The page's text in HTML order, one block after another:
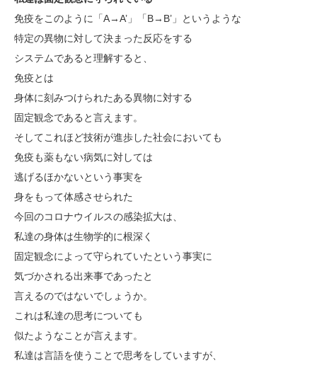
免疫をこのように「A→A’」「B→B’」というような
特定の異物に対して決まった反応をする
システムであると理解すると、
免疫とは
身体に刻みつけられたある異物に対する
固定観念であると言えます。
そしてこれほど技術が進歩した社会においても
免疫も薬もない病気に対しては
逃げるほかないという事実を
身をもって体感させられた
今回のコロナウイルスの感染拡大は、
私達の身体は生物学的に根深く
固定観念によって守られていたという事実に
気づかされる出来事であったと
言えるのではないでしょうか。
これは私達の思考についても
似たようなことが言えます。
私達は言語を使うことで思考をしていますが、